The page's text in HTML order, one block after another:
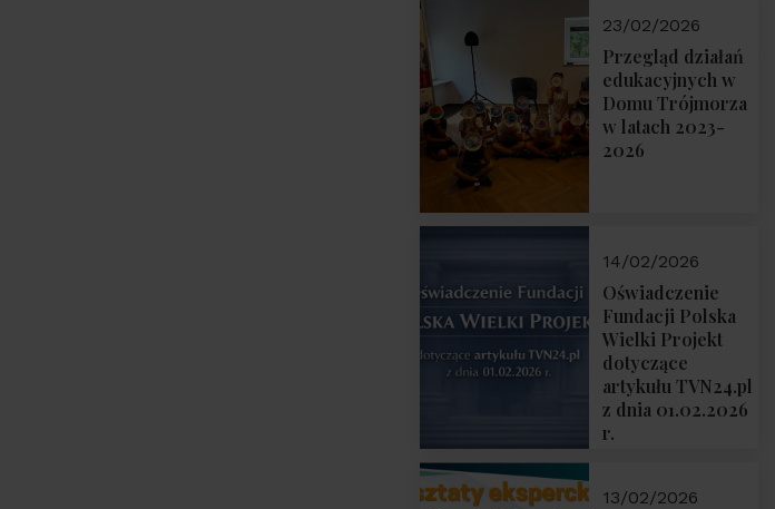
Rozmawiają red.
Grzegorz Górny i
prof. Michał
Łuczewski
23/02/2026
Przegląd działań
edukacyjnych w
Domu Trójmorza
w latach 2023-
2026
14/02/2026
Oświadczenie
Fundacji Polska
Wielki Projekt
dotyczące
artykułu TVN24.pl
z dnia 01.02.2026
r.
13/02/2026